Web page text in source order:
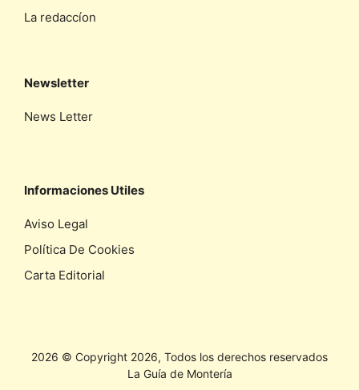
La redaccíon
Newsletter
News Letter
Informaciones Utiles
Aviso Legal
Política De Cookies
Carta Editorial
2026 © Copyright 2026, Todos los derechos reservados
La Guía de Montería